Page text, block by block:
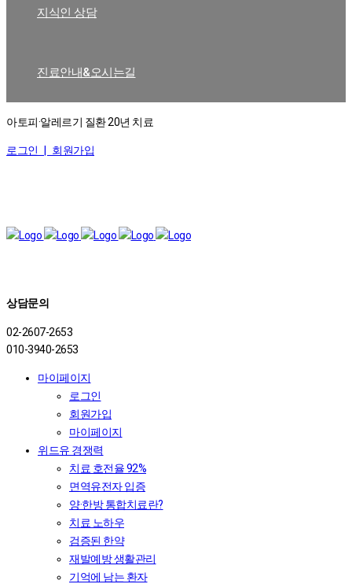
지식인 상담
진료안내&오시는길
아토피·알레르기 질환 20년 치료
로그인 | 회원가입
상담문의
02-2607-2653
010-3940-2653
마이페이지
로그인
회원가입
마이페이지
위드유 경쟁력
치료 호전율 92%
면역유전자 입증
양·한방 통합치료란?
치료 노하우
검증된 한약
재발예방 생활관리
기억에 남는 환자